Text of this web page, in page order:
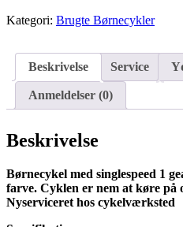
antal
Kategori: Brugte Børnecykler
Beskrivelse Service
Anmeldelser (0)
Beskrivelse
Børnecykel med singlespeed 1
farve. Cyklen er nem at køre på
Nyserviceret hos cykelværksted